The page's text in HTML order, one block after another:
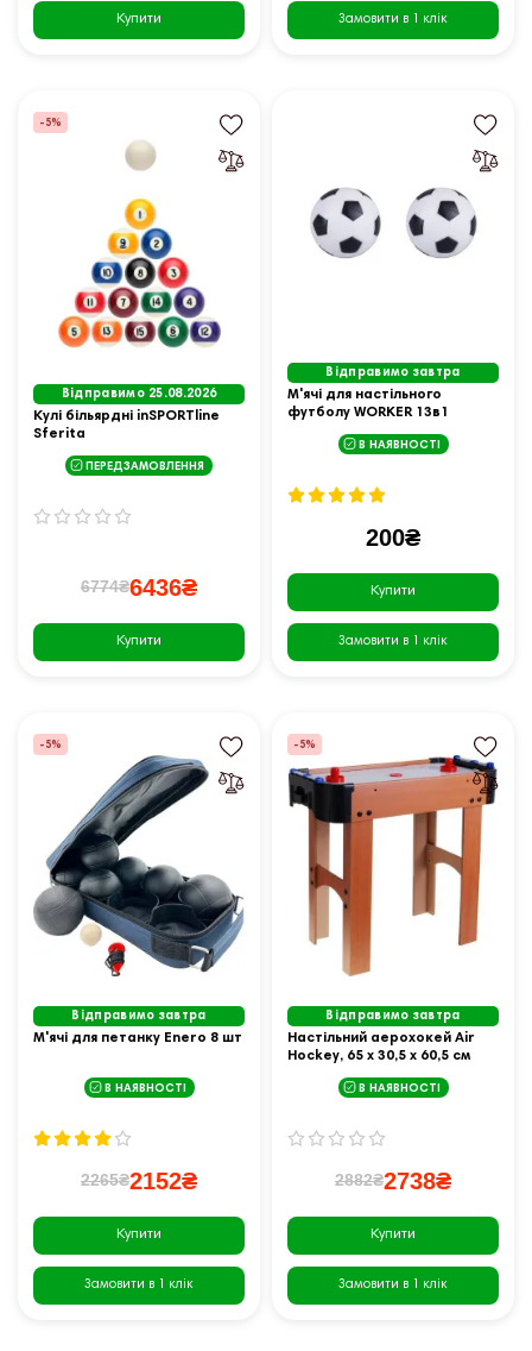
Купити Замовити в 1 клік
-5%
Відправимо 25.08.2026
Кулі більярдні inSPORTline
Sferita
ПЕРЕДЗАМОВЛЕННЯ
6774₴6436₴
Купити
Відправимо завтра
М'ячі для настільного
футболу WORKER 13в1
В НАЯВНОСТІ
200₴
Купити
Замовити в 1 клік
-5%
Відправимо завтра
М'ячі для петанку Enero 8 шт
В НАЯВНОСТІ
2265₴2152₴
Купити
Замовити в 1 клік
-5%
Відправимо завтра
Настільний аерохокей Air
Hockey, 65 х 30,5 х 60,5 см
В НАЯВНОСТІ
2882₴2738₴
Купити
Замовити в 1 клік